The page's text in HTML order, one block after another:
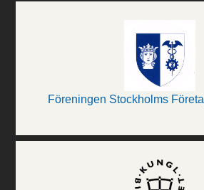
Föreningen Stockholms